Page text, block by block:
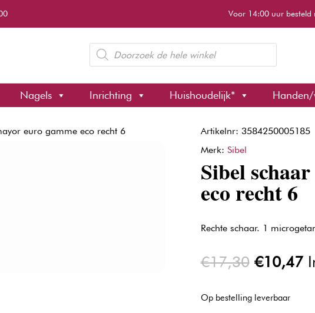
Voor 14:00 uur besteld
Producten
zoeken
Nagels Inrichting Huishoudelijk* Handen/
euro gamme eco recht 6
Artikelnr: 3584250005185
Merk: Sibel
Sibel
eco recht 6
Rechte schaar. 1
€17,30
was:
€10,47
Op bestelling leverbaar